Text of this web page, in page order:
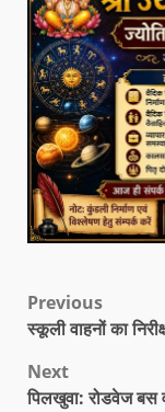
Previous
स्कूली वाहनों का
Next
पिलखुवा: रोडवेज बस